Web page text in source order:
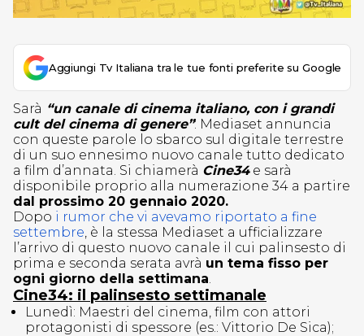
Aggiungi Tv Italiana tra le tue fonti preferite su Google
Sarà “un canale di cinema italiano, con i grandi
cult del cinema di genere”: Mediaset annuncia
con queste parole lo sbarco sul digitale terrestre
di un suo ennesimo nuovo canale tutto dedicato
a film d’annata. Si chiamerà Cine34e sarà
disponibile proprio alla numerazione 34 a partire
dal prossimo 20 gennaio 2020.
Dopo i rumor che vi avevamo riportato a fine
settembre, è la stessa Mediaset a ufficializzare
l’arrivo di questo nuovo canale il cui palinsesto di
prima e seconda serata avrà un tema fisso per
ogni giorno della settimana.
Cine34: il palinsesto settimanale
Lunedì: Maestri del cinema, film con attori
protagonisti di spessore (es.: Vittorio De Sica);